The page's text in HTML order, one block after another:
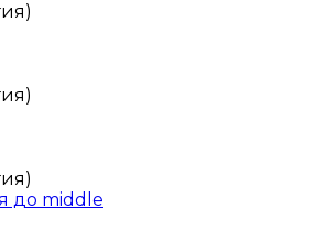
до middle